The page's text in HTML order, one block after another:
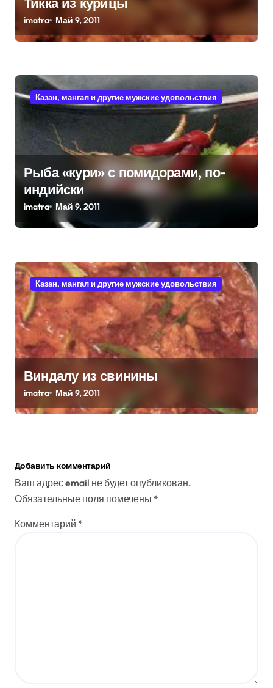
я
imatra Май 9, 2011
Казан, мангал и другие мужские удовольствия
Рыба «кури» с помидорами, по-
индийски
imatra Май 9, 2011
Казан, мангал и другие мужские удовольствия
Виндалу из свинины
imatra Май 9, 2011
Добавить комментарий
Ваш адрес email не будет опубликован.
Обязательные поля помечены *
Комментарий *